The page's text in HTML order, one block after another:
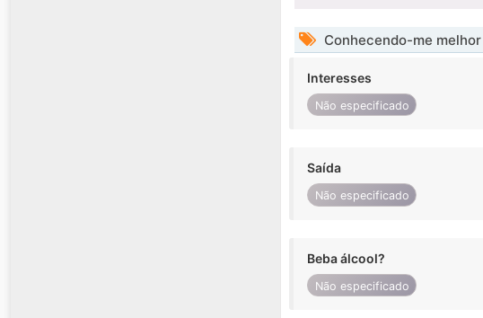
Conhecendo-me melhor
Interesses
Não especificado
Saída
Não especificado
Beba álcool?
Não especificado